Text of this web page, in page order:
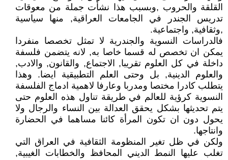
القلقة والحروب ,وبسبب هذا نشأت جملة من معوقات
تدريس الجندر في الجامعات العراقية, منها سياسية
,وثقافية, واجتماعية.
فالدراسات النسوية والجندرية لا تمثل تخصصا منفردا
يمكن ان تخصص له قسما خاصا به, لانه يتضمن فلسفة
داخلة في كل العلوم تقريبا, الاجتماع, والقانون, والادب,
والعلوم الدينية, بل وحتى العلم التطبيقية ايضا. وهذا
يتطلب كادرا مختصا ومدربا وعارفا لاهمية ادماج الفلسفة
النسوية كرؤية للعالم في طريقة تناول هذه العلوم حتى
يتم تحديثها بشكل يحقق العدالة بين النساء والرجال ولا
يحول دون ان تكون المرأة كائنا مساهما في الحضارة
وانتاجها.
ولكن في ظل تغير المنظومة الثقافية في العراق التي
تغلب عليها النمط الديني المحافظ والخطابات الغيبية,